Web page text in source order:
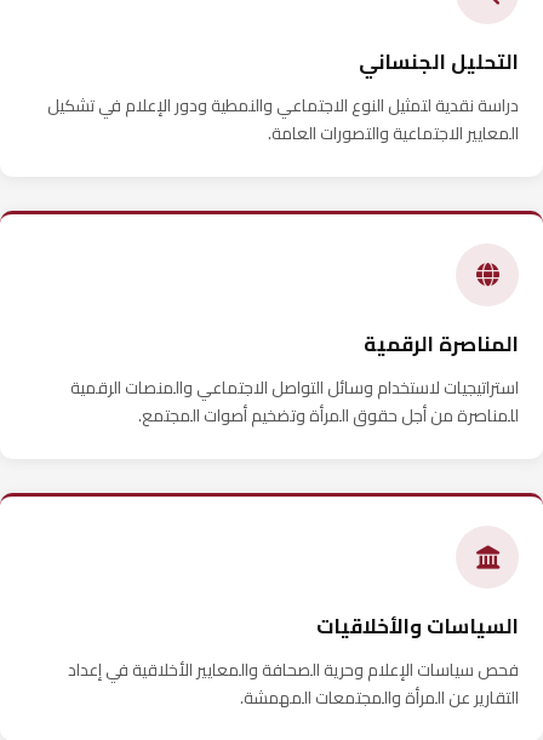
التحليل الجنساني
دراسة نقدية لتمثيل النوع الاجتماعي والنمطية ودور الإعلام في تشكيل
المعايير الاجتماعية والتصورات العامة.
المناصرة الرقمية
استراتيجيات لاستخدام وسائل التواصل الاجتماعي والمنصات الرقمية
للمناصرة من أجل حقوق المرأة وتضخيم أصوات المجتمع.
السياسات والأخلاقيات
فحص سياسات الإعلام وحرية الصحافة والمعايير الأخلاقية في إعداد
التقارير عن المرأة والمجتمعات المهمشة.